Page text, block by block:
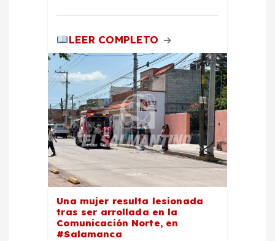
LEER COMPLETO
Una mujer resulta lesionada
tras ser arrollada en la
Comunicación Norte, en
#Salamanca